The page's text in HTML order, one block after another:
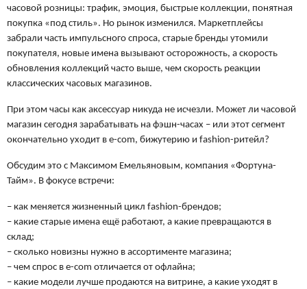
часовой розницы: трафик, эмоция, быстрые коллекции, понятная
покупка «под стиль». Но рынок изменился. Маркетплейсы
забрали часть импульсного спроса, старые бренды утомили
покупателя, новые имена вызывают осторожность, а скорость
обновления коллекций часто выше, чем скорость реакции
классических часовых магазинов.
При этом часы как аксессуар никуда не исчезли. Может ли часовой
магазин сегодня зарабатывать на фэшн-часах – или этот сегмент
окончательно уходит в e-com, бижутерию и fashion-ритейл?
Обсудим это с Максимом Емельяновым, компания «Фортуна-
Тайм». В фокусе встречи:
– как меняется жизненный цикл fashion-брендов;
– какие старые имена ещё работают, а какие превращаются в
склад;
– сколько новизны нужно в ассортименте магазина;
– чем спрос в e-com отличается от офлайна;
– какие модели лучше продаются на витрине, а какие уходят в